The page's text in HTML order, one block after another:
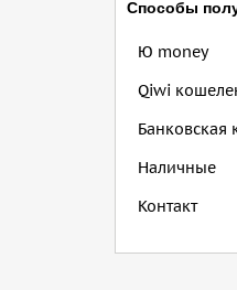
Способы
Ю money
Qiwi
Банковская
Наличные
Контакт